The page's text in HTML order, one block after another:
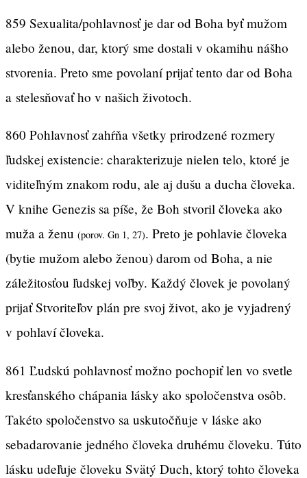
859 Sexualita/pohlavnosť je dar od Boha byť mužom
alebo ženou, dar, ktorý sme dostali v okamihu nášho
stvorenia. Preto sme povolaní prijať tento dar od Boha
a stelesňovať ho v našich životoch.
860 Pohlavnosť zahŕňa všetky prirodzené rozmery
ľudskej existencie: charakterizuje nielen telo, ktoré je
viditeľným znakom rodu, ale aj dušu a ducha človeka.
V knihe Genezis sa píše, že Boh stvoril človeka ako
muža a ženu (porov. Gn 1, 27). Preto je pohlavie človeka
(bytie mužom alebo ženou) darom od Boha, a nie
záležitosťou ľudskej voľby. Každý človek je povolaný
prijať Stvoriteľov plán pre svoj život, ako je vyjadrený
v pohlaví človeka.
861 Ľudskú pohlavnosť možno pochopiť len vo svetle
kresťanského chápania lásky ako spoločenstva osôb.
Takéto spoločenstvo sa uskutočňuje v láske ako
sebadarovanie jedného človeka druhému človeku. Túto
lásku udeľuje človeku Svätý Duch, ktorý tohto človeka